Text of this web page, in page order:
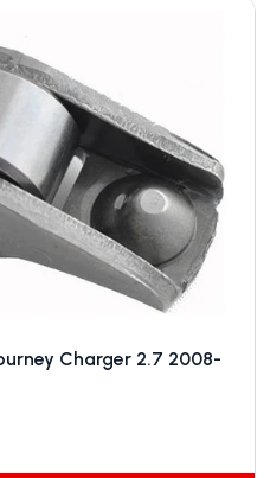
Charger 2.7 2008-